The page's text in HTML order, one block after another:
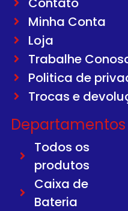
Minha Conta
Loja
Trabalhe
Politica de
Trocas e
Departamentos
Todos os
produtos
Caixa de
Bateria